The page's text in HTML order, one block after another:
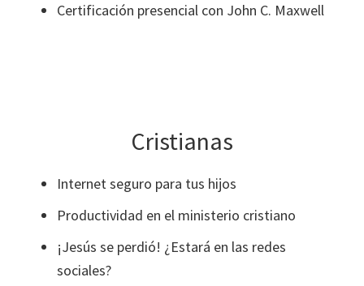
Certificación presencial con John C. Maxwell
Cristianas
Internet seguro para tus hijos
Productividad en el ministerio cristiano
¡Jesús se perdió! ¿Estará en las redes
sociales?